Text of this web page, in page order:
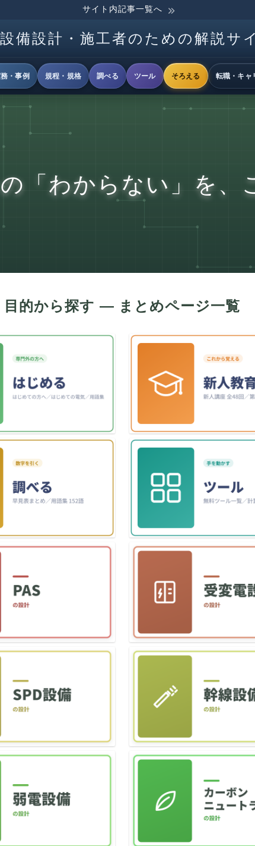
サイト内記事一覧へ
備設計・施工者のための解説サ
・事例 規程・規格 調べる ツール そろえる 転職・キャ
「わからない」を、